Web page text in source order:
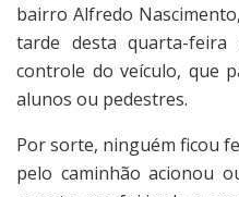
bairro Alfredo
tarde desta quarta-
controle do veículo, que
alunos ou pedestres.
Por sorte, ninguém ficou
pelo caminhão acionou